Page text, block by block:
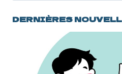
DERNIÈRES